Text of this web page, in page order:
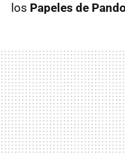
los Papeles de